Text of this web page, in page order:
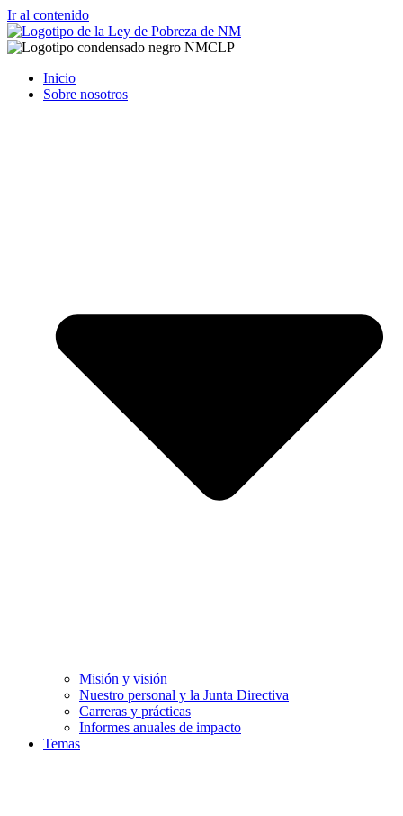
Ir al contenido
Inicio
Sobre nosotros
Misión y visión
Nuestro personal y la Junta Directiva
Carreras y prácticas
Informes anuales de impacto
Temas